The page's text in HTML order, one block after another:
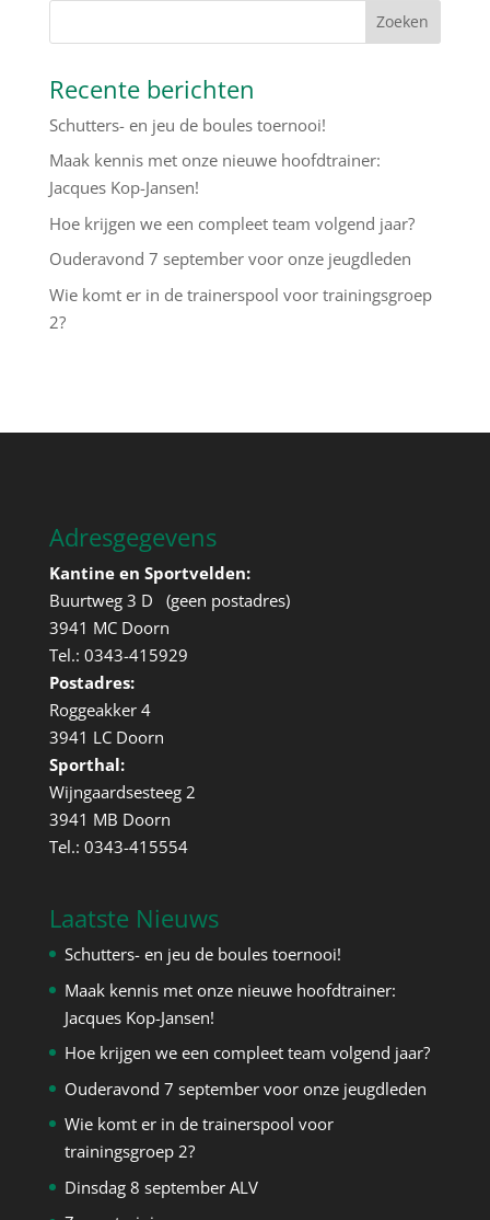
Recente berichten
Schutters- en jeu de boules toernooi!
Maak kennis met onze nieuwe hoofdtrainer:
Jacques Kop-Jansen!
Hoe krijgen we een compleet team volgend jaar?
Ouderavond 7 september voor onze jeugdleden
Wie komt er in de trainerspool voor trainingsgroep
2?
Adresgegevens
Kantine en Sportvelden:
Buurtweg 3 D (geen postadres)
3941 MC Doorn
Tel.: 0343-415929
Postadres:
Roggeakker 4
3941 LC Doorn
Sporthal:
Wijngaardsesteeg 2
3941 MB Doorn
Tel.: 0343-415554
Laatste Nieuws
Schutters- en jeu de boules toernooi!
Maak kennis met onze nieuwe hoofdtrainer:
Jacques Kop-Jansen!
Hoe krijgen we een compleet team volgend jaar?
Ouderavond 7 september voor onze jeugdleden
Wie komt er in de trainerspool voor
trainingsgroep 2?
Dinsdag 8 september ALV